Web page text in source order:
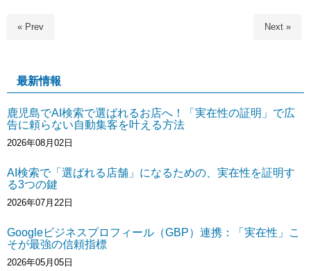
« Prev Next »
最新情報
鹿児島でAI検索で選ばれるお店へ！「実在性の証明」で広
告に頼らない自動集客を叶える方法
2026年08月02日
AI検索で「選ばれる店舗」になるための、実在性を証明す
る3つの鍵
2026年07月22日
Googleビジネスプロフィール（GBP）連携：「実在性」こ
そが最強の信頼指標
2026年05月05日